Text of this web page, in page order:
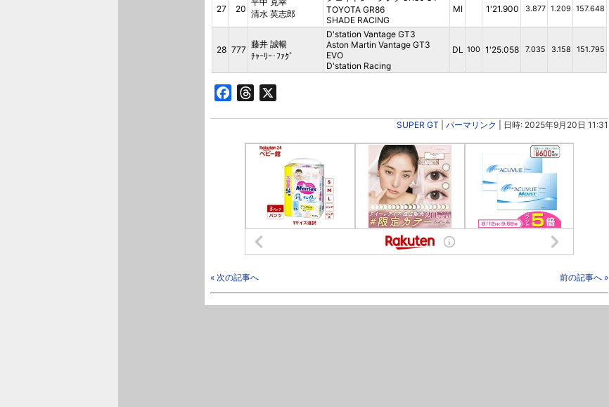
27 20 清水 英志郎
TOYOTA GR86
SHADE RACING
MI 1'21.900 3.877 1.209 157.648
28 777
藤井 誠暢
ﾁｬｰﾘｰ･ﾌｧｸﾞ
D'station Vantage GT3
Aston Martin Vantage GT3
EVO
D'station Racing
DL 100 1'25.058 7.035 3.158 151.795
Facebook
Threads
SUPER GT パーマリンク | 日時: 2025年9月20日 11:31
« 次の記事へ 前の記事へ »